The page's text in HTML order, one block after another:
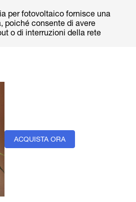
per fotovoltaico fornisce una
poiché consente di avere
o di interruzioni della rete
ACQUISTA ORA